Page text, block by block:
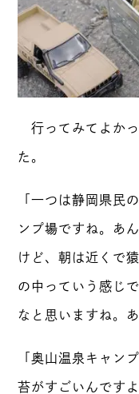
行ってみてよか
た。
「一つは静岡県民
ンプ場ですね。あ
けど、朝は近くで
の中っていう感じ
なと思いますね。
「奥山温泉キャン
苔がすごいんです